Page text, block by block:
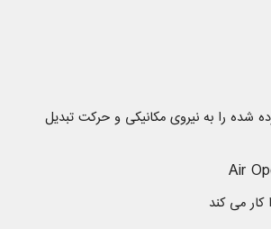
شده را به نیروی مکانیکی و حرکت تبدیل
Air
می كند